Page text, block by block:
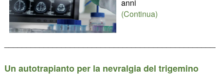
anni
(Continua)
Un autotrapianto per la nevralgia del trigemino